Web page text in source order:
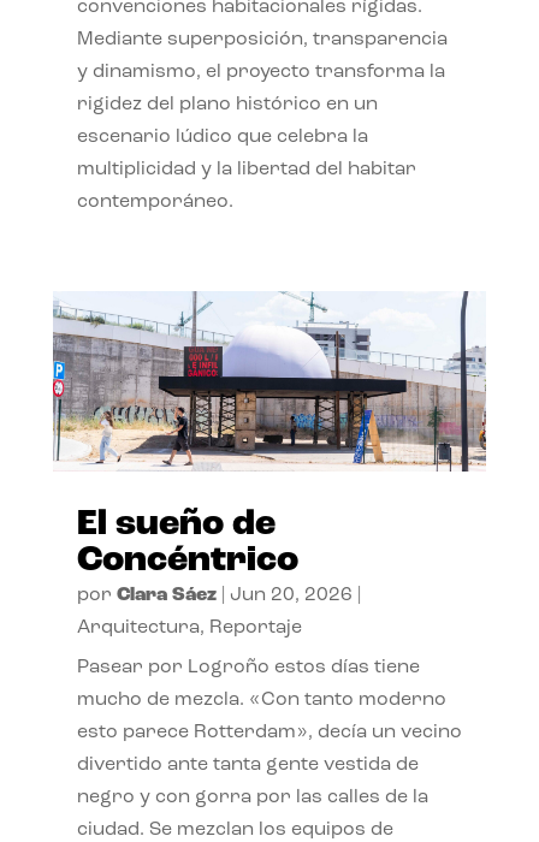
convenciones habitacionales rígidas.
Mediante superposición, transparencia
y dinamismo, el proyecto transforma la
rigidez del plano histórico en un
escenario lúdico que celebra la
multiplicidad y la libertad del habitar
contemporáneo.
El sueño de
Concéntrico
por Clara Sáez| Jun 20, 2026
Arquitectura, Reportaje
Pasear por Logroño estos días tiene
mucho de mezcla. «Con tanto moderno
esto parece Rotterdam», decía un vecino
divertido ante tanta gente vestida de
negro y con gorra por las calles de la
ciudad. Se mezclan los equipos de